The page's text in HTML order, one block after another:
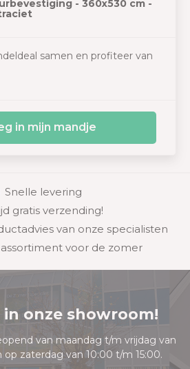
- 360x530 cm -
samen en profiteer van
in mijn mandje
Snelle levering
gratis verzending!
van onze specialisten
voor de zomer
onze showroom!
van maandag t/m vrijdag van
zaterdag van 10:00 t/m 15:00.